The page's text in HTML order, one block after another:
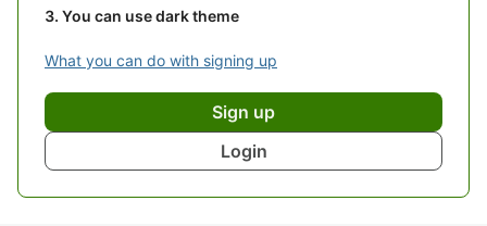
You can use dark theme
What you can do with signing up
Sign up
Login